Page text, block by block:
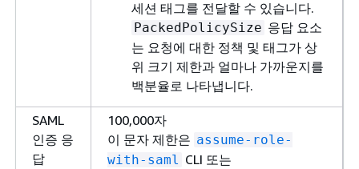
세션 태그를 전달할 수 있습니다.
PackedPolicySize 응답 요소
는 요청에 대한 정책 및 태그가 상
위 크기 제한과 얼마나 가까운지를
백분율로 나타냅니다.
SAML
인증 응
답
100,000자
이 문자 제한은 assume-role-
with-saml CLI 또는